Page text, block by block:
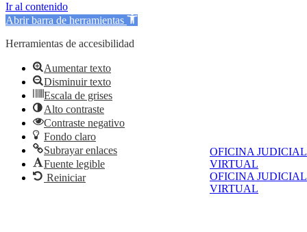
OFICINA JUDICIAL
VIRTUAL
OFICINA JUDICIAL
VIRTUAL
Ir al contenido
Abrir barra de herramientas
Herramientas de accesibilidad
Aumentar texto
Disminuir texto
Escala de grises
Alto contraste
Contraste negativo
Fondo claro
Subrayar enlaces
Fuente legible
Reiniciar